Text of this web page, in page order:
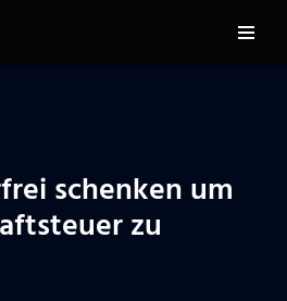
schenken um
zu